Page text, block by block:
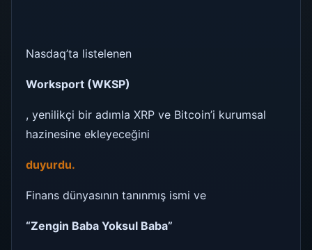
Nasdaq’ta listelenen
Worksport (WKSP)
, yenilikçi bir adımla XRP ve Bitcoin’i kurumsal
hazinesine ekleyeceğini
duyurdu.
Finans dünyasının tanınmış ismi ve
“Zengin Baba Yoksul Baba”